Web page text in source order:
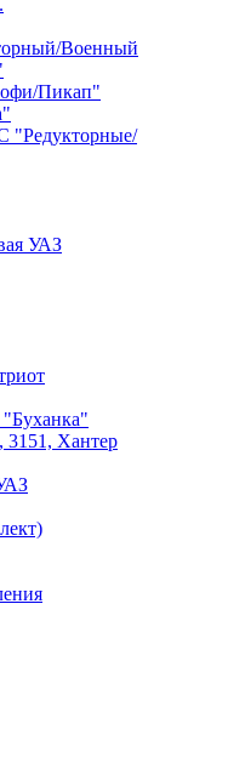
Военный
Пикап"
"Редукторные/
УАЗ
Хантер